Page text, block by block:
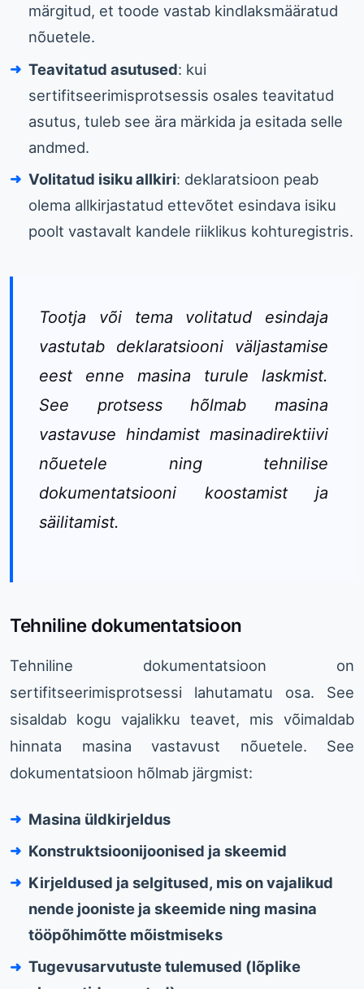
märgitud, et toode vastab kindlaksmääratud
nõuetele.
Teavitatud asutused: kui
sertifitseerimisprotsessis osales teavitatud
asutus, tuleb see ära märkida ja esitada selle
andmed.
Volitatud isiku allkiri: deklaratsioon peab
olema allkirjastatud ettevõtet esindava isiku
poolt vastavalt kandele riiklikus kohturegistris.
Tootja või tema volitatud esindaja
vastutab deklaratsiooni väljastamise
eest enne masina turule laskmist.
See protsess hõlmab masina
vastavuse hindamist masinadirektiivi
nõuetele ning tehnilise
dokumentatsiooni koostamist ja
säilitamist.
Tehniline dokumentatsioon
Tehniline dokumentatsioon on
sertifitseerimisprotsessi lahutamatu osa. See
sisaldab kogu vajalikku teavet, mis võimaldab
hinnata masina vastavust nõuetele. See
dokumentatsioon hõlmab järgmist:
Masina üldkirjeldus
Konstruktsioonijoonised ja skeemid
Kirjeldused ja selgitused, mis on vajalikud
nende jooniste ja skeemide ning masina
tööpõhimõtte mõistmiseks
Tugevusarvutuste tulemused (lõplike